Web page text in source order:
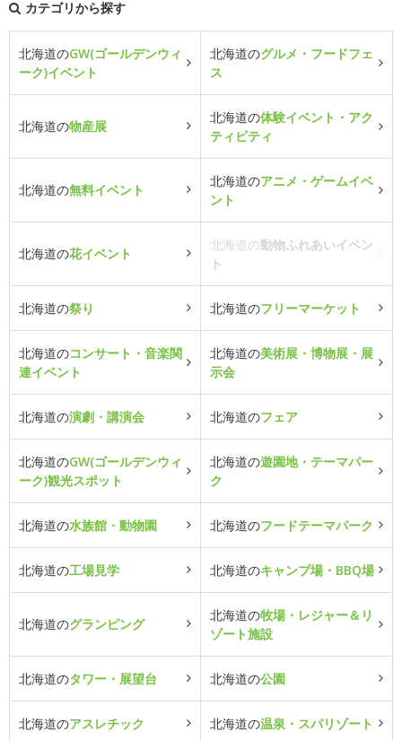
カテゴリから探す
北海道のGW(ゴールデンウィ
ーク)イベント
北海道のグルメ・フードフェ
ス
北海道の物産展
北海道の体験イベント・アク
ティビティ
北海道の無料イベント
北海道のアニメ・ゲームイベ
ント
北海道の花イベント
北海道の動物ふれあいイベン
ト
北海道の祭り 北海道のフリーマーケット
北海道のコンサート・音楽関
連イベント
北海道の美術展・博物展・展
示会
北海道の演劇・講演会 北海道のフェア
北海道のGW(ゴールデンウィ
ーク)観光スポット
北海道の遊園地・テーマパー
ク
北海道の水族館・動物園 北海道のフードテーマパーク
北海道の工場見学 北海道のキャンプ場・BBQ場
北海道のグランピング
北海道の牧場・レジャー＆リ
ゾート施設
北海道のタワー・展望台 北海道の公園
北海道のアスレチック 北海道の温泉・スパリゾート